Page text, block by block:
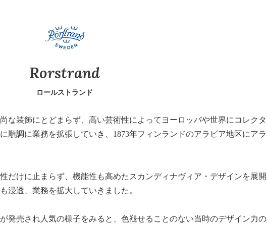
Rorstrand
ロールストランド
な装飾にとどまらず、高い芸術性によってヨーロッパや世界にコレクタ
順調に業務を拡張していき、1873年フィンランドのアラビア地区にアラ
だけに止まらず、機能性も高めたスカンディナヴィア・デザインを展開
浸透、業務を拡大していきました。
発売され人気の様子をみると、色褪せることのない当時のデザイン力の